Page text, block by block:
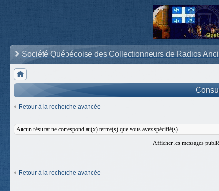
Société Québécoise des Collectionneurs de Radios
Retour à la recherche avancée
Aucun résultat ne correspond au(x) terme(s) que vous avez spécifié(s).
Afficher les messages
Retour à la recherche avancée